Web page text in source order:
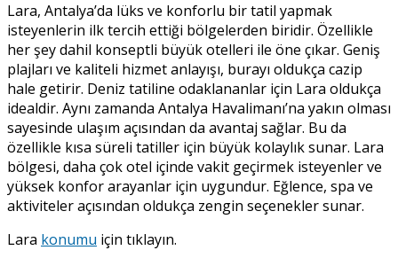
Lara, Antalya’da lüks ve konforlu bir tatil yapmak
isteyenlerin ilk tercih ettiği bölgelerden biridir. Özellikle
her şey dahil konseptli büyük otelleri ile öne çıkar. Geniş
plajları ve kaliteli hizmet anlayışı, burayı oldukça cazip
hale getirir. Deniz tatiline odaklananlar için Lara oldukça
idealdir. Aynı zamanda Antalya Havalimanı’na yakın olması
sayesinde ulaşım açısından da avantaj sağlar. Bu da
özellikle kısa süreli tatiller için büyük kolaylık sunar. Lara
bölgesi, daha çok otel içinde vakit geçirmek isteyenler ve
yüksek konfor arayanlar için uygundur. Eğlence, spa ve
aktiviteler açısından oldukça zengin seçenekler sunar.
Lara konumu için tıklayın.